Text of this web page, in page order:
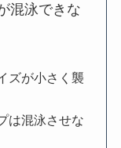
混泳できな
ズが小さく襲
は混泳させな